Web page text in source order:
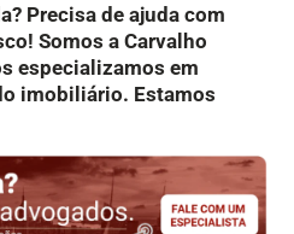
Precisa de ajuda com
Somos a Carvalho
especializamos em
imobiliário. Estamos